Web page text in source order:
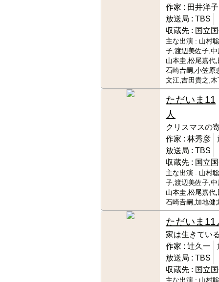
作家 : 田井洋子
放送局 : TBS
収蔵先 : 国立
主な出演 : 山村
子,渡辺美佐子,
山本圭,松尾嘉代
石崎𠮷嗣,小笠原
文江,吉田貴之,木
ただいま11
人
クリスマスの
作家 : 林秀彦
放送局 : TBS
収蔵先 : 国立
主な出演 : 山村
子,渡辺美佐子,
山本圭,松尾嘉代
石崎𠮷嗣,加地健
ただいま11
家は生きてい
作家 : 辻久一
放送局 : TBS
収蔵先 : 国立
主な出演 : 山村